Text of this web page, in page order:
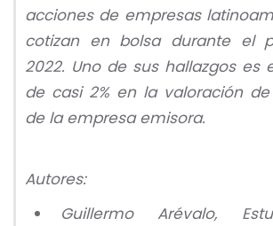
acciones de empresas
cotizan en bolsa durante el
2022. Uno de sus hallazgos es
de casi 2% en la valoración
de la empresa emisora.
Autores:
Guillermo Arévalo,